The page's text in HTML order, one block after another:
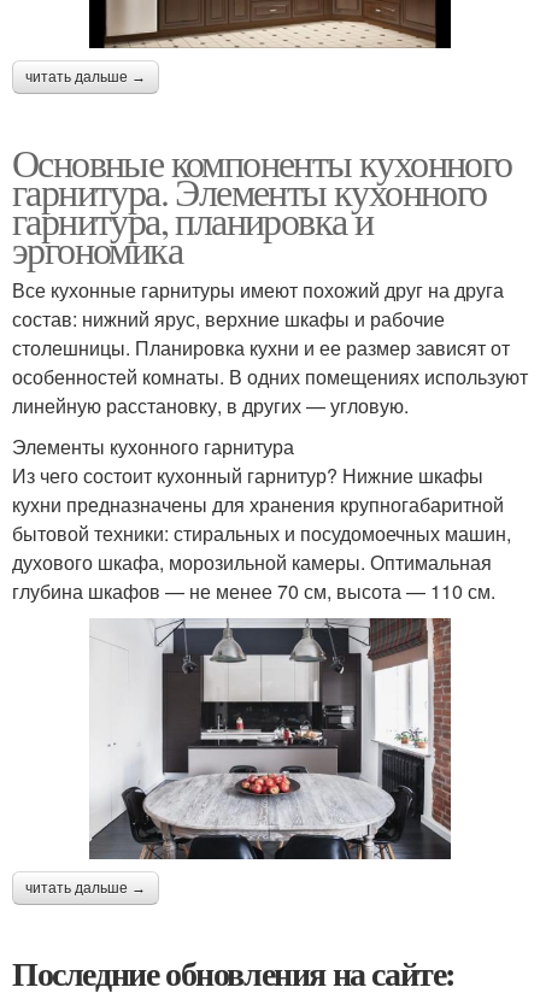
читать дальше →
Основные компоненты кухонного
гарнитура. Элементы кухонного
гарнитура, планировка и
эргономика
Все кухонные гарнитуры имеют похожий друг на друга
состав: нижний ярус, верхние шкафы и рабочие
столешницы. Планировка кухни и ее размер зависят от
особенностей комнаты. В одних помещениях используют
линейную расстановку, в других — угловую.
Элементы кухонного гарнитура
Из чего состоит кухонный гарнитур? Нижние шкафы
кухни предназначены для хранения крупногабаритной
бытовой техники: стиральных и посудомоечных машин,
духового шкафа, морозильной камеры. Оптимальная
глубина шкафов — не менее 70 см, высота — 110 см.
читать дальше →
Последние обновления на сайте: